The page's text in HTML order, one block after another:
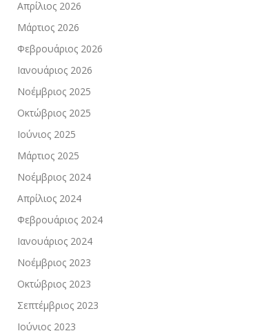
Απρίλιος 2026
Μάρτιος 2026
Φεβρουάριος 2026
Ιανουάριος 2026
Νοέμβριος 2025
Οκτώβριος 2025
Ιούνιος 2025
Μάρτιος 2025
Νοέμβριος 2024
Απρίλιος 2024
Φεβρουάριος 2024
Ιανουάριος 2024
Νοέμβριος 2023
Οκτώβριος 2023
Σεπτέμβριος 2023
Ιούνιος 2023